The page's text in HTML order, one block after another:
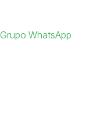
Grupo WhatsApp